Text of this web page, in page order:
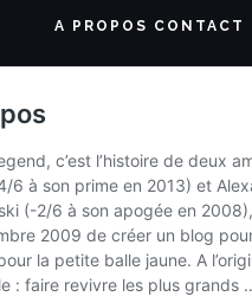
A PROPOS CONTACT